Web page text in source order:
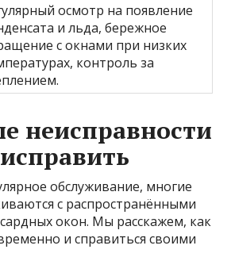
осмотр на появление
и льда, бережное
с окнами при низких
контроль за
неисправности
обслуживание, многие
с распространёнными
окон. Мы расскажем, как
и справиться своими